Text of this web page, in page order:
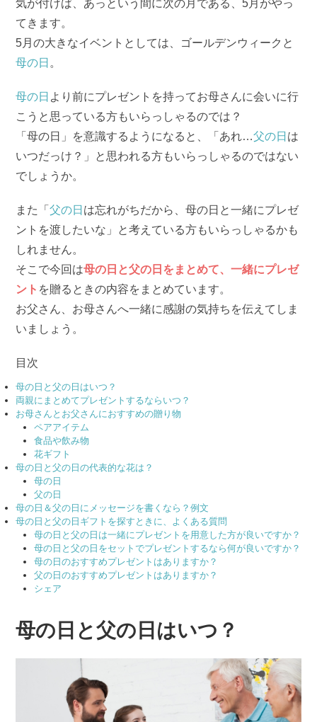
気が付けば、あっという間に次の月である、5月がやっ
てきます。
5月の大きなイベントとしては、ゴールデンウィークと
母の日 。
母の日 より前にプレゼントを持ってお母さんに会いに行
こうと思っている方もいらっしゃるのでは？
「母の日」を意識するようになると、「あれ…父の日 は
いつだっけ？」と思われる方もいらっしゃるのではない
でしょうか。
また「父の日 は忘れがちだから、母の日と一緒にプレゼ
ントを渡したいな」と考えている方もいらっしゃるかも
しれません。
そこで今回は母の日と父の日をまとめて、一緒にプレゼ
ント を贈るときの内容をまとめています。
お父さん、お母さんへ一緒に感謝の気持ちを伝えてしま
いましょう。
目次
母の日と父の日はいつ？
両親にまとめてプレゼントするならいつ？
お母さんとお父さんにおすすめの贈り物
ペアアイテム
食品や飲み物
花ギフト
母の日と父の日の代表的な花は？
母の日
父の日
母の日＆父の日にメッセージを書くなら？例文
母の日と父の日ギフトを探すときに、よくある質問
母の日と父の日は一緒にプレゼントを用意した方が良いですか？
母の日と父の日をセットでプレゼントするなら何が良いですか？
母の日のおすすめプレゼントはありますか？
父の日のおすすめプレゼントはありますか？
シェア
母の日と父の日はいつ？